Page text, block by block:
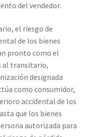
del vendedor.
el riesgo de
de los bienes
pronto como el
al transitario,
designada
como consumidor,
accidental de los
que los bienes
autorizada para